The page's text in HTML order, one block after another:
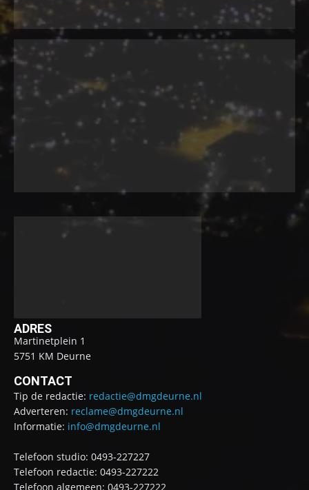
ADRES
Martinetplein 1
5751 KM Deurne
CONTACT
Tip de redactie: redactie@dmgdeurne.nl
Adverteren: reclame@dmgdeurne.nl
Informatie: info@dmgdeurne.nl
Telefoon studio: 0493-227227
Telefoon redactie: 0493-227222
Telefoon algemeen: 0493-227222